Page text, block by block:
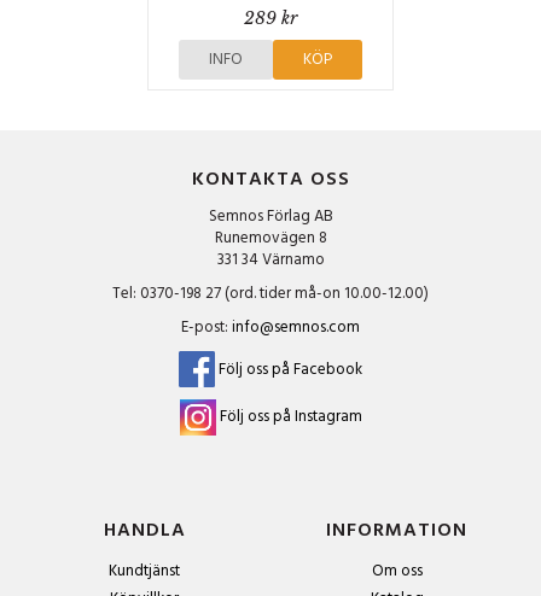
289 kr
INFO KÖP
KONTAKTA OSS
Semnos Förlag AB
Runemovägen 8
331 34 Värnamo
Tel: 0370-198 27 (ord. tider må-on 10.00-12.00)
E-post:info@semnos.com
Följ oss på Facebook
Följ oss på Instagram
HANDLA
Kundtjänst
INFORMATION
Om oss